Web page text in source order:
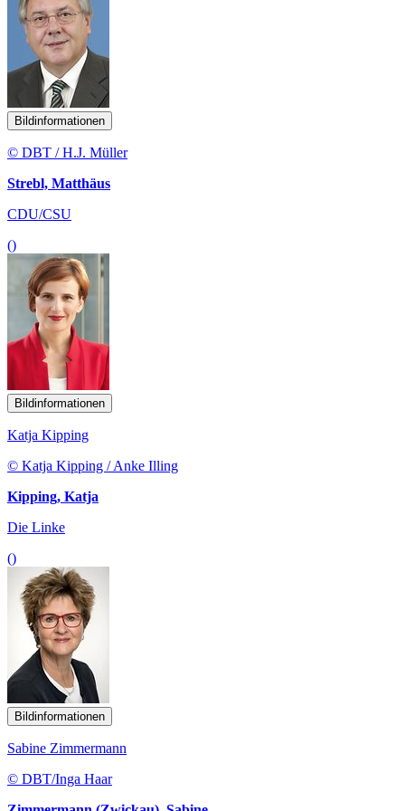
Bildinformationen
© DBT / H.J. Müller
Strebl, Matthäus
CDU/CSU
()
Bildinformationen
Katja Kipping
© Katja Kipping / Anke Illing
Kipping, Katja
Die Linke
()
Bildinformationen
Sabine Zimmermann
© DBT/Inga Haar